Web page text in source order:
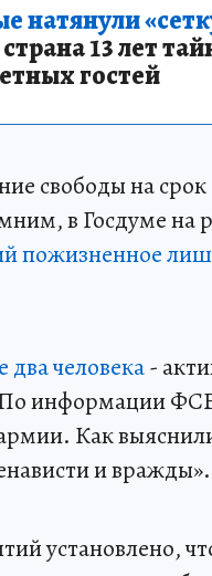
натянули
13 лет
гостей
свободы на срок
в Госдуме на
пожизненное
человека-
информации
Как
и вражды».
установлено,